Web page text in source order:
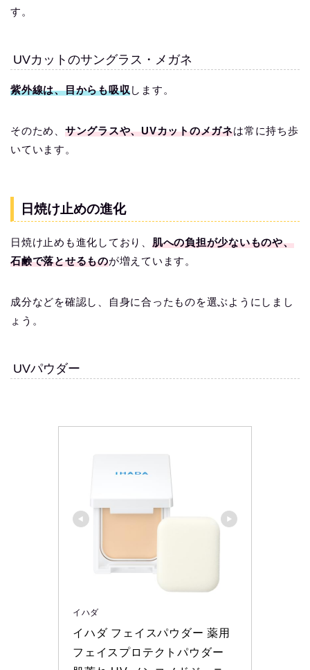
す。
UVカットのサングラス・メガネ
紫外線は、目からも吸収します。
そのため、 サングラスや、UVカットのメガネは常に持ち歩
いています。
日焼け止めの進化
日焼け止めも進化しており、 肌への負担が少ないものや、
石鹸で落とせるものが増えています。
成分などを確認し、自身に合ったものを選ぶようにしまし
ょう。
UVパウダー
イハダ
イハダ フェイスパウダー 薬用
フェイスプロテクトパウダー